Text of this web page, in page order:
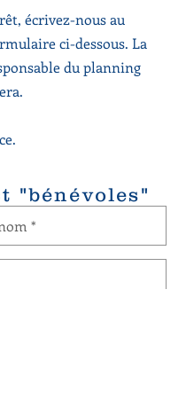
écrivez-nous au
ci-dessous. La
du planning
"bénévoles"